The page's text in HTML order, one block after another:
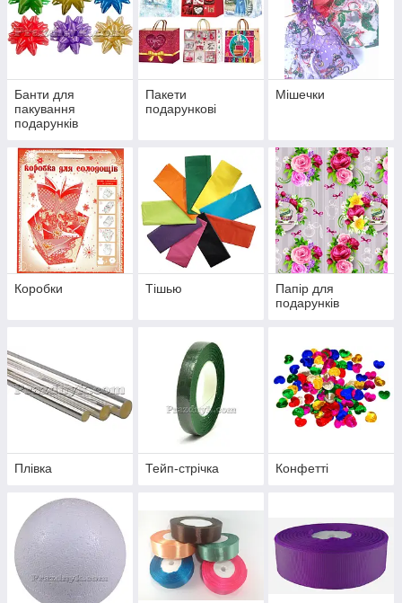
Банти для
пакування
подарунків
Пакети
подарункові
Мішечки
Коробки Тішью
Папір для
подарунків
Плівка Тейп-стрічка Конфетті